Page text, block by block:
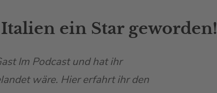
ein Star geworden!
Im Podcast und hat ihr
wäre. Hier erfahrt ihr den